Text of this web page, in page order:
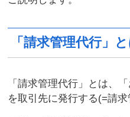
「請求管理代行」
「請求管理代行」とは、
を取引先に発行する(=請